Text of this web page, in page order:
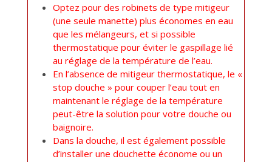
Optez pour des robinets de type mitigeur
(une seule manette) plus économes en eau
que les mélangeurs, et si possible
thermostatique pour éviter le gaspillage lié
au réglage de la température de l’eau.
En l’absence de mitigeur thermostatique, le «
stop douche » pour couper l’eau tout en
maintenant le réglage de la température
peut-être la solution pour votre douche ou
baignoire.
Dans la douche, il est également possible
d’installer une douchette économe ou un